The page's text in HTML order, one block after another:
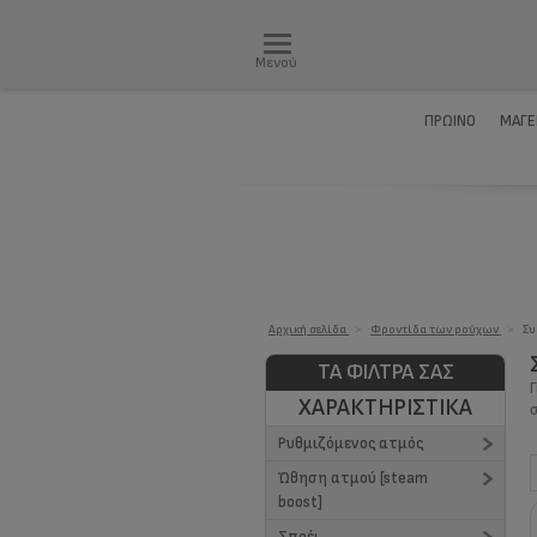
Μενού
ΠΡΩΙΝΌ
Αρχική σελίδα Φροντίδα των ρούχων
ΤΑ ΦΊΛΤΡΑ ΣΑΣ
ΧΑΡΑΚΤΗΡΙΣΤΙΚΑ
Ρυθμιζόμενος ατμός
120 g/min (2)
Ώθηση ατμού [steam
boost]